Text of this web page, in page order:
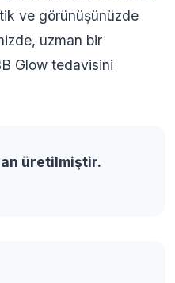
ve görünüşünüzde
uzman bir
Glow tedavisini
üretilmiştir.